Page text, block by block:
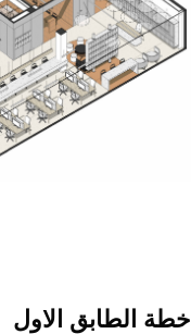
خطة الطابق الاول